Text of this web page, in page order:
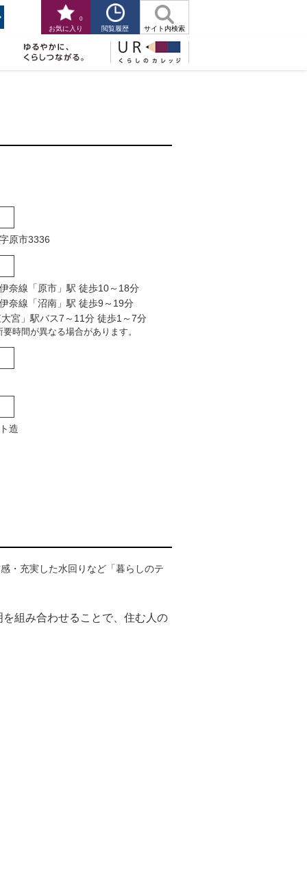
お気に入り
0
閲覧履歴 サイト内検索
原市3336
奈線「原市」駅 徒歩10～18分
奈線「沼南」駅 徒歩9～19分
宮」駅バス7～11分 徒歩1～7分
時間が異なる場合があります。
造
・充実した水回りなど「暮らしのテ
組み合わせることで、住む人の